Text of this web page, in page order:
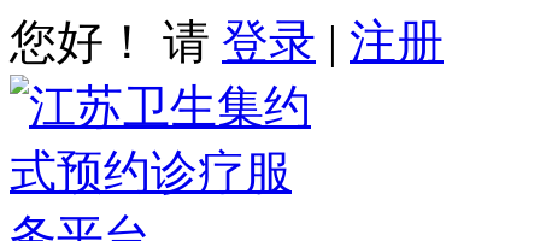
您好！ 请 登录 | 注册